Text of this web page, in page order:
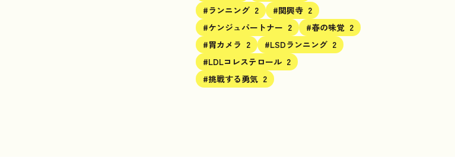
#ランニング 2 #関興寺 2
#ケンジュパートナー 2 #春の味覚 2
#胃カメラ 2 #LSDランニング 2
#LDLコレステロール 2
#挑戦する勇気 2